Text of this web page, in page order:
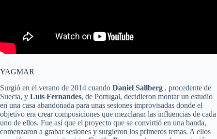
YAGMAR
Surgió en el verano de 2014 cuando Daniel Sallberg , procedente de
Suecia, y Luís Fernandes, de Portugal, decidieron montar un estudio
en una casa abandonada para unas sesiones improvisadas donde el
objetivo era crear composiciones que mezclaran las influencias de cada
uno de ellos. Fue así que el proyecto que se convirtió en una banda,
comenzaron a grabar sesiones y surgieron los primeros temas. A ellos